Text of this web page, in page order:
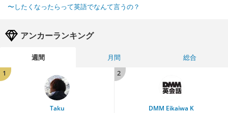
〜したくなったらって英語でなんて言うの？
アンカーランキング
週間 月間
総合
1
Taku
2
DMM Eikaiwa K